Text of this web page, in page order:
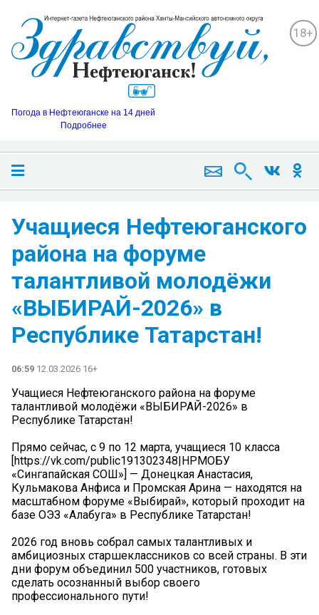
18+
Погода в Нефтеюганске на 14 дней
Подробнее
Учащиеся Нефтеюганского
района на форуме
талантливой молодёжи
«ВЫБИРАЙ-2026» в
Республике Татарстан!
06:59 12.03.2026 16+
Учащиеся Нефтеюганского района на форуме
талантливой молодёжи «ВЫБИРАЙ-2026» в
Республике Татарстан!
Прямо сейчас, с 9 по 12 марта, учащиеся 10 класса
[https://vk.com/public191302348|НРМОБУ
«Сингапайская СОШ»] — Донецкая Анастасия,
Кульмакова Анфиса и Промская Арина — находятся на
масштабном форуме «Выбирай», который проходит на
базе ОЭЗ «Алабуга» в Республике Татарстан!
2026 год вновь собрал самых талантливых и
амбициозных старшеклассников со всей страны. В эти
дни форум объединил 500 участников, готовых
сделать осознанный выбор своего
профессионального пути!